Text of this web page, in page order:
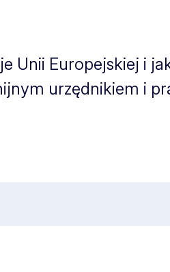
Unii Europejskiej i
urzędnikiem i